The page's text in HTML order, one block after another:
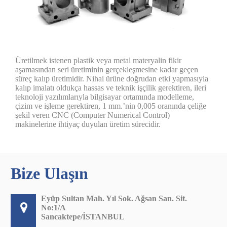
Üretilmek istenen plastik veya metal materyalin fikir
aşamasından seri üretiminin gerçekleşmesine kadar geçen
süreç kalıp üretimidir. Nihai ürüne doğrudan etki yapmasıyla
kalıp imalatı oldukça hassas ve teknik işçilik gerektiren, ileri
teknoloji yazılımlarıyla bilgisayar ortamında modelleme,
çizim ve işleme gerektiren, 1 mm.’nin 0,005 oranında çeliğe
şekil veren CNC (Computer Numerical Control)
makinelerine ihtiyaç duyulan üretim sürecidir.
Bize Ulaşın
Eyüp Sultan Mah. Yıl Sok. Ağsan San. Sit.
No:1/A
Sancaktepe/İSTANBUL